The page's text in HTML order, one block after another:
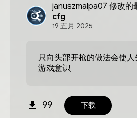
januszmalpa07 修改的
cfg
19 五月 2025
只向头部开枪的做法会使
游戏意识
99 下载